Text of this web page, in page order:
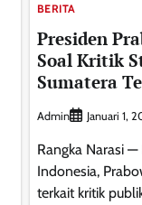
BERITA
Presiden
Soal Kritik
Sumatera
Admin Januari 1,
Rangka Narasi
Indonesia,
terkait kritik